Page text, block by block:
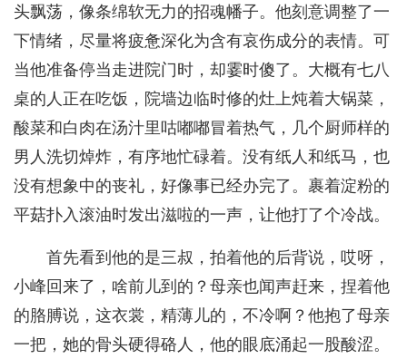
头飘荡，像条绵软无力的招魂幡子。他刻意调整了一
下情绪，尽量将疲惫深化为含有哀伤成分的表情。可
当他准备停当走进院门时，却霎时傻了。大概有七八
桌的人正在吃饭，院墙边临时修的灶上炖着大锅菜，
酸菜和白肉在汤汁里咕嘟嘟冒着热气，几个厨师样的
男人洗切焯炸，有序地忙碌着。没有纸人和纸马，也
没有想象中的丧礼，好像事已经办完了。裹着淀粉的
平菇扑入滚油时发出滋啦的一声，让他打了个冷战。
首先看到他的是三叔，拍着他的后背说，哎呀，
小峰回来了，啥前儿到的？母亲也闻声赶来，捏着他
的胳膊说，这衣裳，精薄儿的，不冷啊？他抱了母亲
一把，她的骨头硬得硌人，他的眼底涌起一股酸涩。